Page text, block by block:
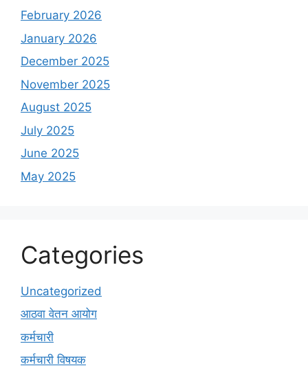
February 2026
January 2026
December 2025
November 2025
August 2025
July 2025
June 2025
May 2025
Categories
Uncategorized
आठवा वेतन आयोग
कर्मचारी
कर्मचारी विषयक